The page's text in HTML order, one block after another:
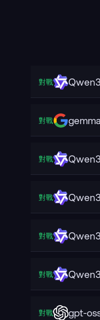
對戰
對戰
對戰
對戰
對戰
對戰
對戰 gpt-